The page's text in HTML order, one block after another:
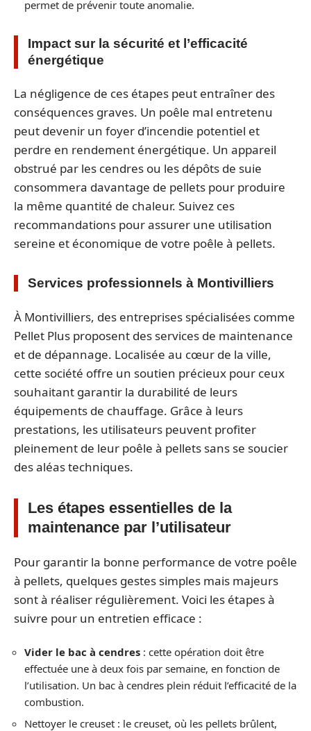
permet de prévenir toute anomalie.
Impact sur la sécurité et l’efficacité
énergétique
La négligence de ces étapes peut entraîner des
conséquences graves. Un poêle mal entretenu
peut devenir un foyer d’incendie potentiel et
perdre en rendement énergétique. Un appareil
obstrué par les cendres ou les dépôts de suie
consommera davantage de pellets pour produire
la même quantité de chaleur. Suivez ces
recommandations pour assurer une utilisation
sereine et économique de votre poêle à pellets.
Services professionnels à Montivilliers
À Montivilliers, des entreprises spécialisées comme
Pellet Plus proposent des services de maintenance
et de dépannage. Localisée au cœur de la ville,
cette société offre un soutien précieux pour ceux
souhaitant garantir la durabilité de leurs
équipements de chauffage. Grâce à leurs
prestations, les utilisateurs peuvent profiter
pleinement de leur poêle à pellets sans se soucier
des aléas techniques.
Les étapes essentielles de la
maintenance par l’utilisateur
Pour garantir la bonne performance de votre poêle
à pellets, quelques gestes simples mais majeurs
sont à réaliser régulièrement. Voici les étapes à
suivre pour un entretien efficace :
Vider le bac à cendres : cette opération doit être
effectuée une à deux fois par semaine, en fonction de
l’utilisation. Un bac à cendres plein réduit l’efficacité de la
combustion.
Nettoyer le creuset : le creuset, où les pellets brûlent,